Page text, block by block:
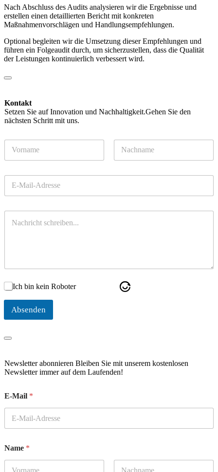
Nach Abschluss des Audits analysieren wir die Ergebnisse und
erstellen einen detaillierten Bericht mit konkreten
Maßnahmenvorschlägen und Handlungsempfehlungen.
Optional begleiten wir die Umsetzung dieser Empfehlungen und
führen ein Folgeaudit durch, um sicherzustellen, dass die Qualität
der Leistungen kontinuierlich verbessert wird.
Kontakt
Setzen Sie auf Innovation und Nachhaltigkeit.Gehen Sie den
nächsten Schritt mit uns.
m
M
c
t
Ich bin kein Roboter
Absenden
Newsletter abonnieren Bleiben Sie mit unserem kostenlosen
Newsletter immer auf dem Laufenden!
E-Mail *
Name *